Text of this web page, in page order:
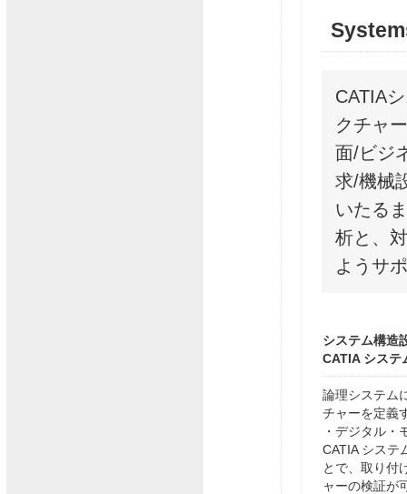
CATIA
クチャ
面/ビジ
求/機械
いたる
析と、
ようサ
システム構造
CATIA システ
論理システム
チャーを定義
・デジタル・
CATIA システ
とで、取り付
ャーの検証が